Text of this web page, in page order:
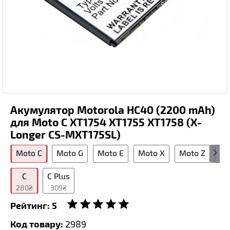
Акумулятор Motorola HC40 (2200 mAh)
для Moto C XT1754 XT1755 XT1758 (X-
Longer CS-MXT175SL)
Moto C Moto G Moto E Moto X Moto Z
C
280₴
C Plus
309₴
Рейтинг: 5
Код товару: 2989